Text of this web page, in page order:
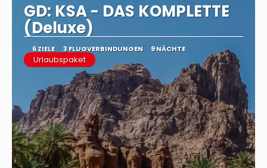
GD: KSA - DAS KOMPLETTE
(Deluxe)
6 ZIELE 3 FLUGVERBINDUNGEN 9 NÄCHTE
Urlaubspaket